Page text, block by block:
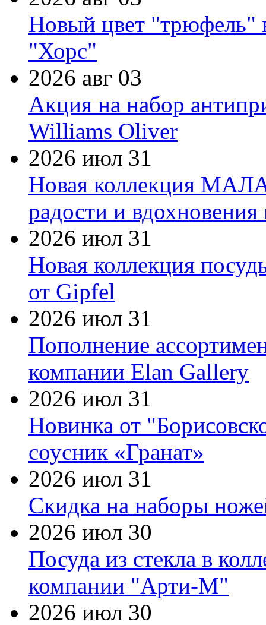
Новый цвет "трюфель"
"Хорс"
2026 авг 03
Акция на набор
Williams Oliver
2026 июл 31
Новая коллекция
радости и
2026 июл 31
Новая коллекция
от Gipfel
2026 июл 31
Пополнение
компании Elan Gallery
2026 июл 31
Новинка от
соусник «Гранат»
2026 июл 31
Скидка на наборы
2026 июл 30
Посуда из стекла в
компании "Арти-М"
2026 июл 30